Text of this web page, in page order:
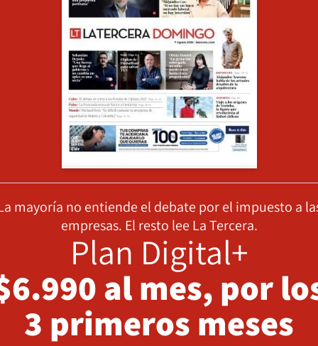
mayoría no entiende el debate por el impuesto a
empresas. El resto lee La Tercera.
Plan Digital+
al mes, por
3 primeros meses